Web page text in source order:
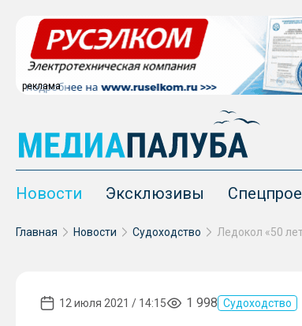
реклама
Новости Эксклюзивы
Главная Новости Судоходство
12 июля 2021 / 14:15 1 998 Судоходство